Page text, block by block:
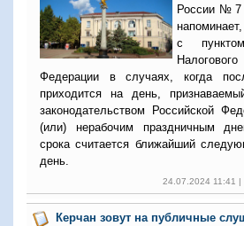
России № 7
с
Федерации в случаях, когда
приходится на день,
законодательством Российской
(или) нерабочим праздничным
срока считается ближайший
день.
24.07.2024 11:41 |
Керчан зовут на публичные